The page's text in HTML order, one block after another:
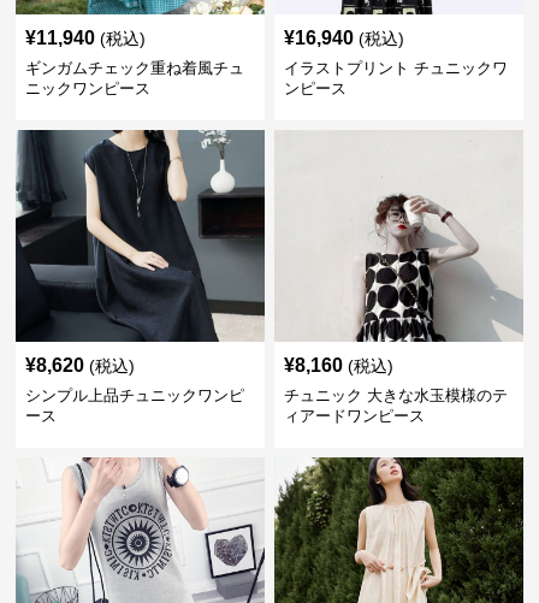
¥11,940 (税込)
ギンガムチェック重ね着風チュ
ニックワンピース
¥16,940 (税込)
イラストプリント チュニックワ
ンピース
¥8,620 (税込)
シンプル上品チュニックワンピ
ース
¥8,160 (税込)
チュニック 大きな水玉模様のテ
ィアードワンピース